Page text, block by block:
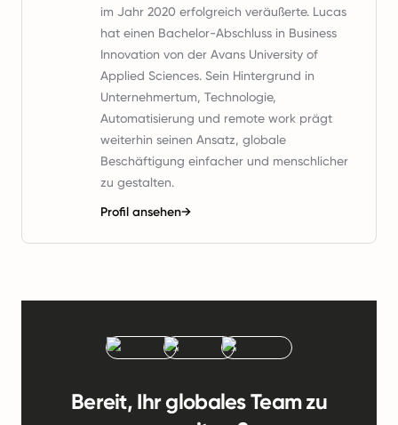
im Jahr 2020 erfolgreich veräußerte. Lucas
hat einen Bachelor-Abschluss in Business
Innovation von der Avans University of
Applied Sciences. Sein Hintergrund in
Unternehmertum, Technologie,
Automatisierung und remote work prägt
weiterhin seinen Ansatz, globale
Beschäftigung einfacher und menschlicher
zu gestalten.
Profil ansehen→
Bereit, Ihr globales Team zu